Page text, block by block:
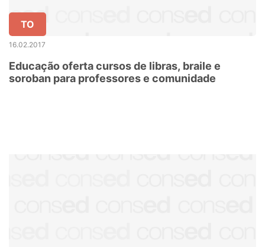
TO
16.02.2017
Educação oferta cursos de libras, braile e
soroban para professores e comunidade